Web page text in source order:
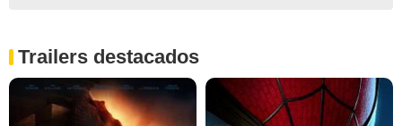
Trailers destacados